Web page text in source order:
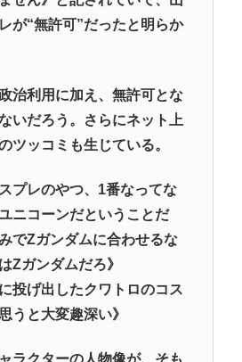
が“無許可”だったと明らか
治利用に加え、無許可とな
いだろう。さらにネット上
ツッコミも生じている。
プレのやつ、1番なってな
ニコーンだということだ
でZガンダムに合わせるな
Zガンダムだろ》
投げ出したクワトロのコス
うと大変趣深い》